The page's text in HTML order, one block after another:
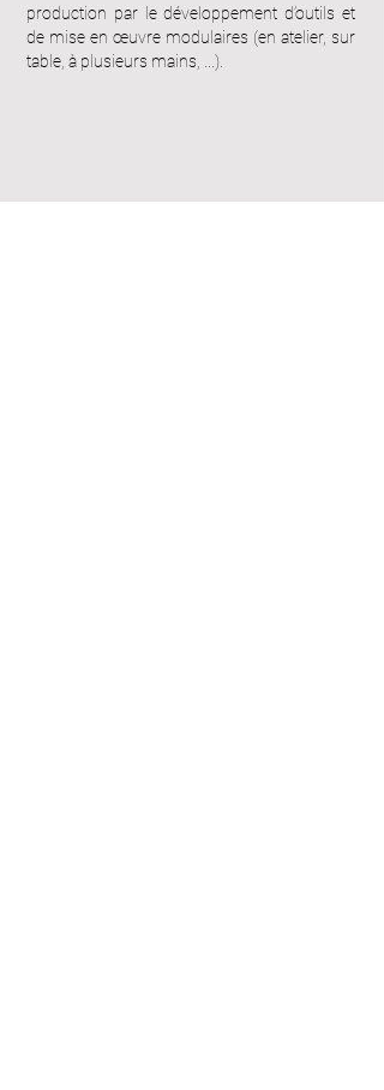
production par le développement d’outils et
de mise en œuvre modulaires (en atelier, sur
table, à plusieurs mains, ...).